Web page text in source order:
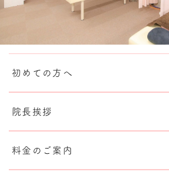
初めての方へ
院長挨拶
料金のご案内